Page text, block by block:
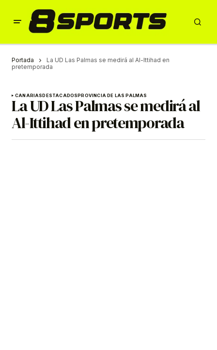
Portada
La UD Las Palmas se medirá al Al-Ittihad en
pretemporada
CANARIASDESTACADOSPROVINCIA DE LAS PALMAS
La UD Las Palmas se medirá al
Al-Ittihad en pretemporada